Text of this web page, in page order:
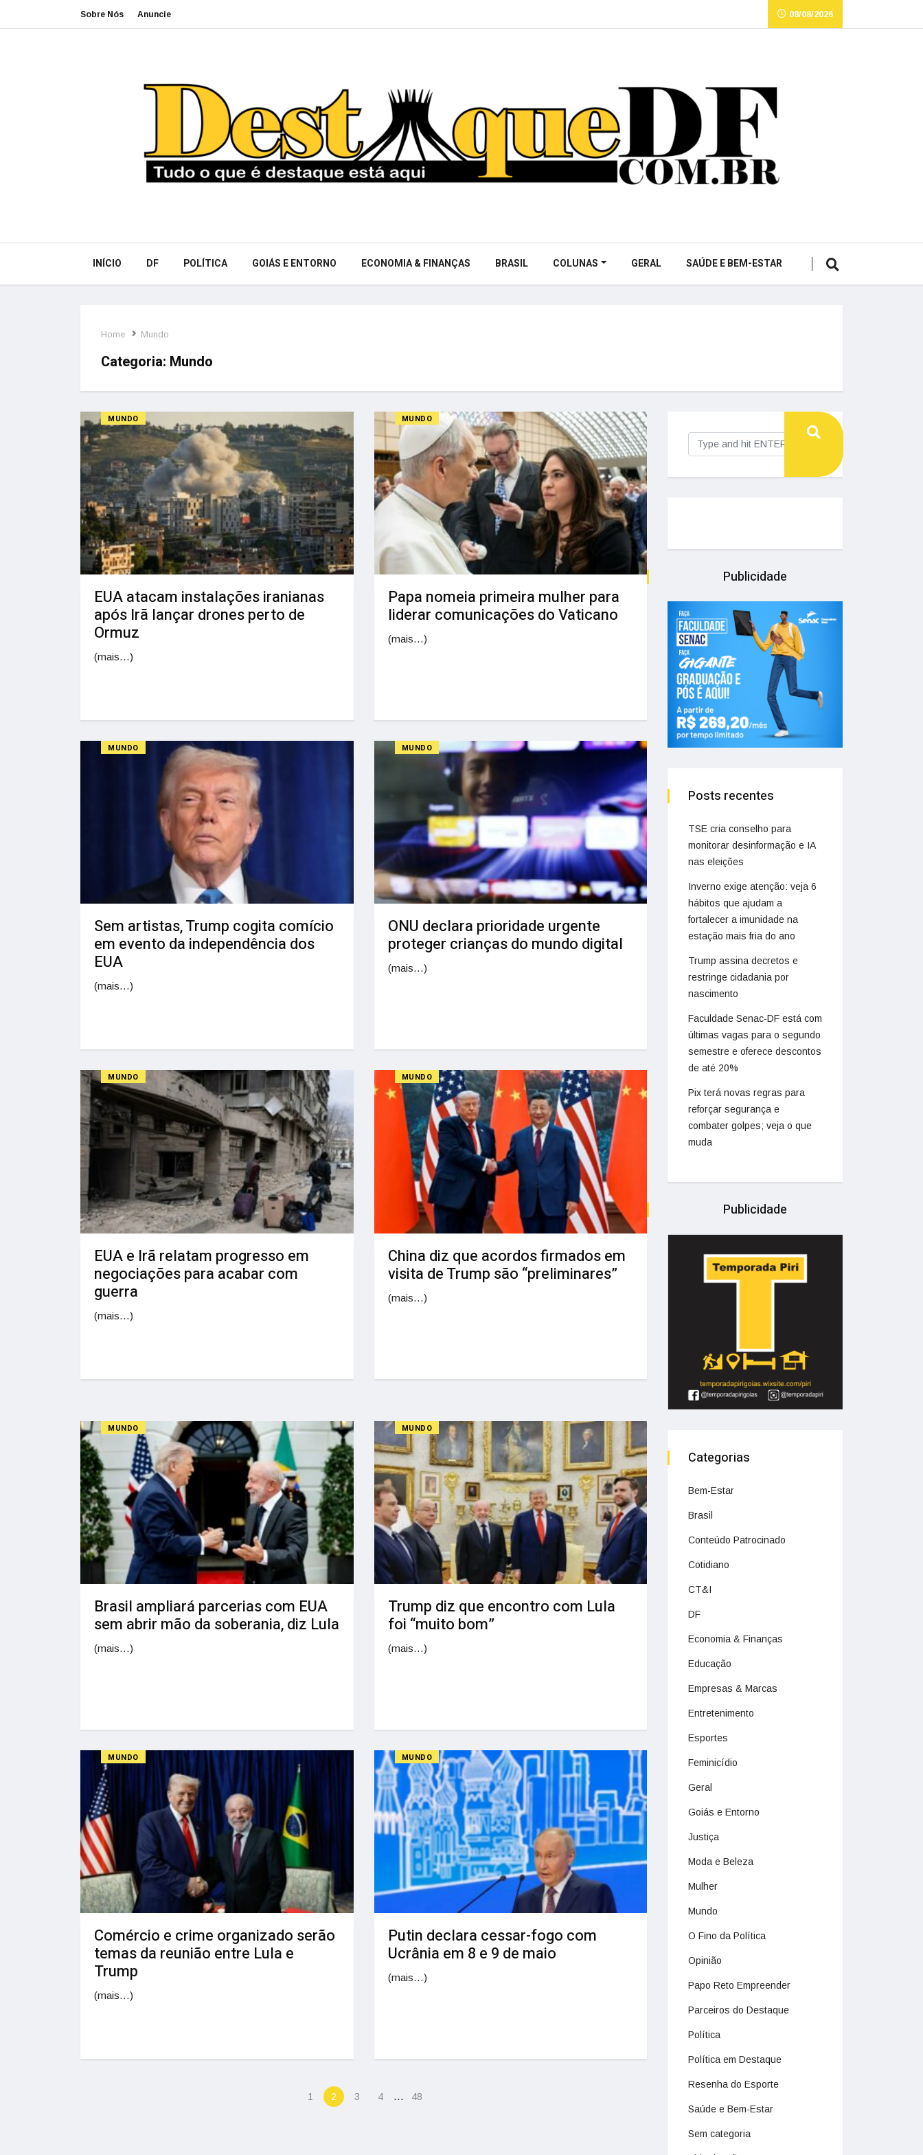
Sobre Nós Anuncie 08/08/2026
INÍCIO DF POLÍTICA GOIÁS E ENTORNO ECONOMIA & FINANÇAS BRASIL COLUNAS GERAL SAÚDE E BEM-ESTAR
Home Mundo
Categoria: Mundo
MUNDO
EUA atacam instalações iranianas
após Irã lançar drones perto de
Ormuz
(mais…)
MUNDO
Papa nomeia primeira mulher para
liderar comunicações do Vaticano
(mais…)
MUNDO
Sem artistas, Trump cogita comício
em evento da independência dos
EUA
(mais…)
MUNDO
ONU declara prioridade urgente
proteger crianças do mundo digital
(mais…)
MUNDO
EUA e Irã relatam progresso em
negociações para acabar com
guerra
(mais…)
MUNDO
China diz que acordos firmados em
visita de Trump são “preliminares”
(mais…)
MUNDO
Brasil ampliará parcerias com EUA
sem abrir mão da soberania, diz Lula
(mais…)
MUNDO
Trump diz que encontro com Lula
foi “muito bom”
(mais…)
MUNDO
Comércio e crime organizado serão
temas da reunião entre Lula e
Trump
(mais…)
MUNDO
Putin declara cessar-fogo com
Ucrânia em 8 e 9 de maio
(mais…)
1 2 3 4 … 48
Publicidade
Posts recentes
TSE cria conselho para
monitorar desinformação e IA
nas eleições
Inverno exige atenção: veja 6
hábitos que ajudam a
fortalecer a imunidade na
estação mais fria do ano
Trump assina decretos e
restringe cidadania por
nascimento
Faculdade Senac-DF está com
últimas vagas para o segundo
semestre e oferece descontos
de até 20%
Pix terá novas regras para
reforçar segurança e
combater golpes; veja o que
muda
Publicidade
Categorias
Bem-Estar
Brasil
Conteúdo Patrocinado
Cotidiano
CT&I
DF
Economia & Finanças
Educação
Empresas & Marcas
Entretenimento
Esportes
Feminicídio
Geral
Goiás e Entorno
Justiça
Moda e Beleza
Mulher
Mundo
O Fino da Política
Opinião
Papo Reto Empreender
Parceiros do Destaque
Política
Política em Destaque
Resenha do Esporte
Saúde e Bem-Estar
Sem categoria